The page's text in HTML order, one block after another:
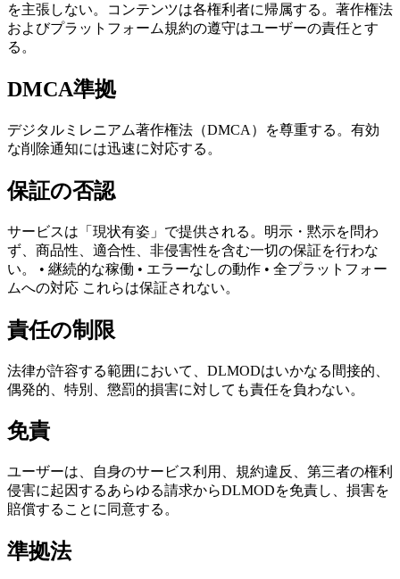
を主張しない。コンテンツは各権利者に帰属する。著作権法
およびプラットフォーム規約の遵守はユーザーの責任とす
る。
DMCA準拠
デジタルミレニアム著作権法（DMCA）を尊重する。有効
な削除通知には迅速に対応する。
保証の否認
サービスは「現状有姿」で提供される。明示・黙示を問わ
ず、商品性、適合性、非侵害性を含む一切の保証を行わな
い。 • 継続的な稼働 • エラーなしの動作 • 全プラットフォー
ムへの対応 これらは保証されない。
責任の制限
法律が許容する範囲において、DLMODはいかなる間接的、
偶発的、特別、懲罰的損害に対しても責任を負わない。
免責
ユーザーは、自身のサービス利用、規約違反、第三者の権利
侵害に起因するあらゆる請求からDLMODを免責し、損害を
賠償することに同意する。
準拠法